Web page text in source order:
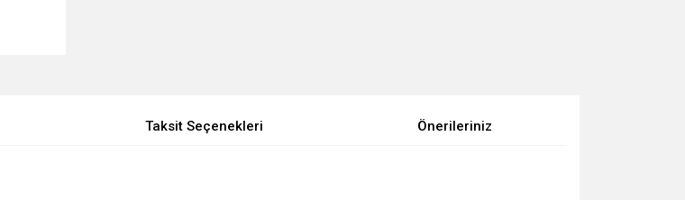
Taksit Seçenekleri Önerileriniz